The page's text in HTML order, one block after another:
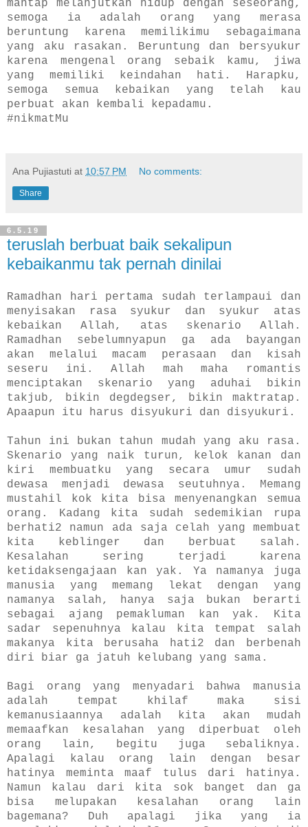
mantap melanjutkan hidup dengan seseorang,
semoga ia adalah orang yang merasa
beruntung karena memilikimu sebagaimana
yang aku rasakan. Beruntung dan bersyukur
karena mengenal orang sebaik kamu, jiwa
yang memiliki keindahan hati. Harapku,
semoga semua kebaikan yang telah kau
perbuat akan kembali kepadamu.
#nikmatMu
Ana Pujiastuti at 10:57 PM No comments:
Share
6.5.19
teruslah berbuat baik sekalipun
kebaikanmu tak pernah dinilai
Ramadhan hari pertama sudah terlampaui dan
menyisakan rasa syukur dan syukur atas
kebaikan Allah, atas skenario Allah.
Ramadhan sebelumnyapun ga ada bayangan
akan melalui macam perasaan dan kisah
seseru ini. Allah mah maha romantis
menciptakan skenario yang aduhai bikin
takjub, bikin degdegser, bikin maktratap.
Apaapun itu harus disyukuri dan disyukuri.
Tahun ini bukan tahun mudah yang aku rasa.
Skenario yang naik turun, kelok kanan dan
kiri membuatku yang secara umur sudah
dewasa menjadi dewasa seutuhnya. Memang
mustahil kok kita bisa menyenangkan semua
orang. Kadang kita sudah sedemikian rupa
berhati2 namun ada saja celah yang membuat
kita keblinger dan berbuat salah.
Kesalahan sering terjadi karena
ketidaksengajaan kan yak. Ya namanya juga
manusia yang memang lekat dengan yang
namanya salah, hanya saja bukan berarti
sebagai ajang pemakluman kan yak. Kita
sadar sepenuhnya kalau kita tempat salah
makanya kita berusaha hati2 dan berbenah
diri biar ga jatuh kelubang yang sama.
Bagi orang yang menyadari bahwa manusia
adalah tempat khilaf maka sisi
kemanusiaannya adalah kita akan mudah
memaafkan kesalahan yang diperbuat oleh
orang lain, begitu juga sebaliknya.
Apalagi kalau orang lain dengan besar
hatinya meminta maaf tulus dari hatinya.
Namun kalau dari kita sok banget dan ga
bisa melupakan kesalahan orang lain
bagemana? Duh apalagi jika yang ia